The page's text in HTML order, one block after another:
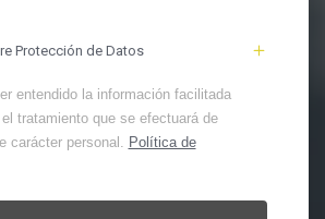
Protección de Datos
entendido la información facilitada
tratamiento que se efectuará de
carácter personal. Política de